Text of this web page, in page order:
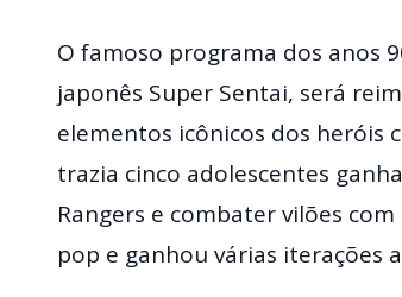
O famoso programa dos anos
japonês Super Sentai, será
elementos icônicos dos heróis
trazia cinco adolescentes
Rangers e combater vilões
pop e ganhou várias iterações